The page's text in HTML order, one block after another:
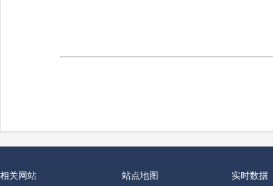
相关网站 站点地图 实时数据